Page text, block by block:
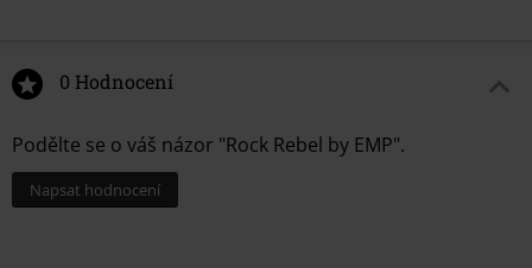
0 Hodnocení
Podělte se o váš názor "Rock Rebel by EMP".
Napsat hodnocení